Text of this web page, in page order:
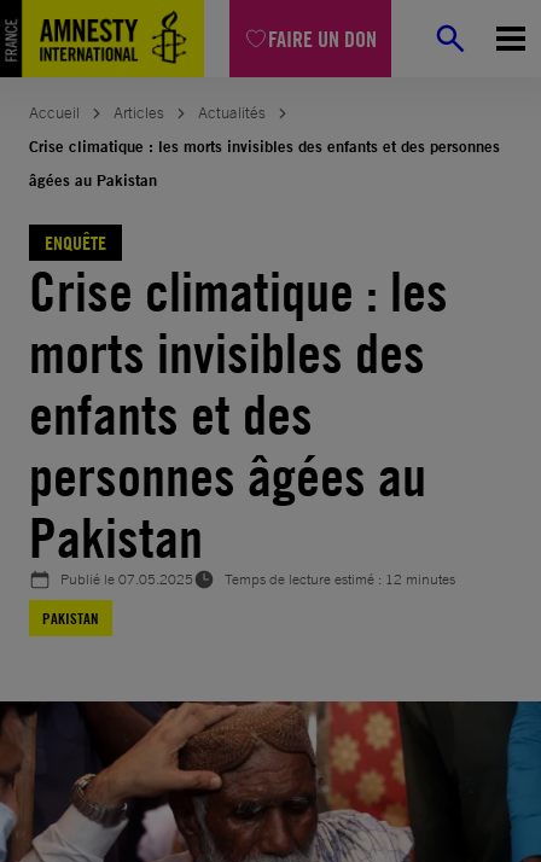
FAIRE UN DON
Aller
au
contenu
Accueil Articles
Actualités
Crise climatique : les morts invisibles des enfants et des personnes
âgées au Pakistan
ENQUÊTE
Crise climatique : les
morts invisibles des
enfants et des
personnes âgées au
Pakistan
Publié le07.05.2025
Temps de lecture estimé : 12 minutes
PAKISTAN